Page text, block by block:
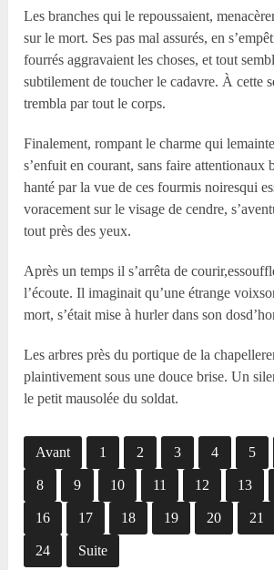
Les branches qui le repoussaient,
sur le mort. Ses pas mal assurés, en
fourrés aggravaient les choses, et tout
subtilement de toucher le cadavre. À cette
trembla par tout le corps.
Finalement, rompant le charme qui
s’enfuit en courant, sans faire attentionaux
hanté par la vue de ces fourmis noiresqui
voracement sur le visage de cendre,
tout près des yeux.
Après un temps il s’arrêta de
l’écoute. Il imaginait qu’une étrange
mort, s’était mise à hurler dans son
Les arbres près du portique de la
plaintivement sous une douce brise. Un
le petit mausolée du soldat.
Avant 1 2 3 4 5
8 9 10 11 12 13
16 17 18 19 20 21
24 Suite